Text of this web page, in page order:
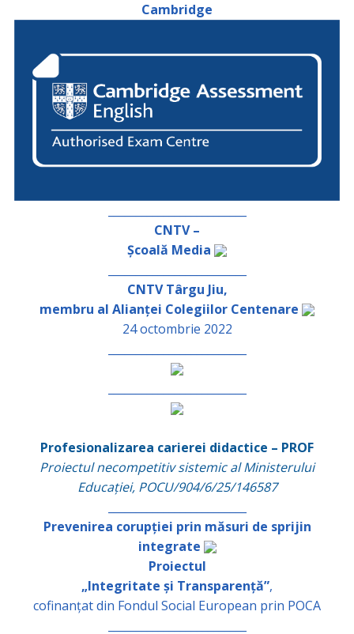
Cambridge
CNTV –
Școală Media
CNTV Târgu Jiu,
membru al Alianței Colegiilor Centenare
24 octombrie 2022
Profesionalizarea carierei didactice – PROF
Proiectul necompetitiv sistemic al Ministerului
Educației, POCU/904/6/25/146587
Prevenirea corupției prin măsuri de sprijin
integrate
Proiectul
„Integritate și Transparență”,
cofinanțat din Fondul Social European prin POCA